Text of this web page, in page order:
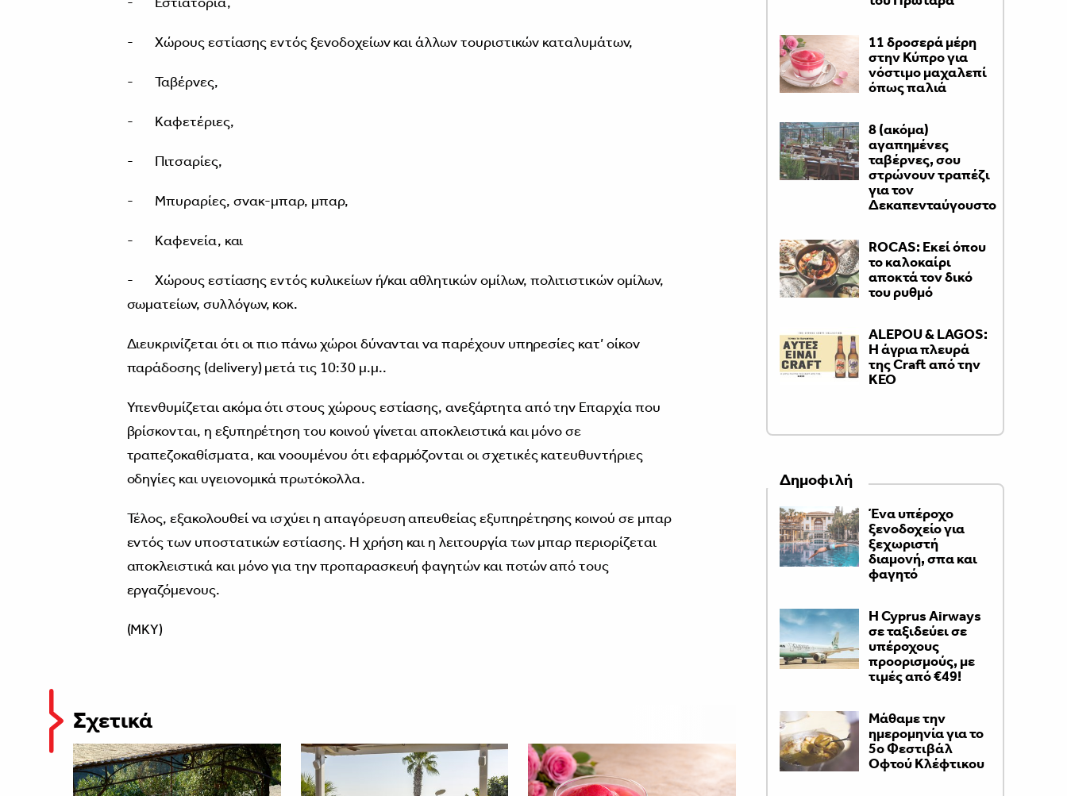
- Χώρους εστίασης εντός ξενοδοχείων και άλλων τουριστικών καταλυμάτων,
- Ταβέρνες,
- Καφετέριες,
- Πιτσαρίες,
- Μπυραρίες, σνακ-μπαρ, μπαρ,
- Καφενεία, και
- Χώρους εστίασης εντός κυλικείων ή/και αθλητικών ομίλων, πολιτιστικών ομίλων,
σωματείων, συλλόγων, κοκ.
Διευκρινίζεται ότι οι πιο πάνω χώροι δύνανται να παρέχουν υπηρεσίες κατ’ οίκον
παράδοσης (delivery) μετά τις 10:30 μ.μ..
Υπενθυμίζεται ακόμα ότι στους χώρους εστίασης, ανεξάρτητα από την Επαρχία που
βρίσκονται, η εξυπηρέτηση του κοινού γίνεται αποκλειστικά και μόνο σε
τραπεζοκαθίσματα, και νοουμένου ότι εφαρμόζονται οι σχετικές κατευθυντήριες
οδηγίες και υγειονομικά πρωτόκολλα.
Τέλος, εξακολουθεί να ισχύει η απαγόρευση απευθείας εξυπηρέτησης κοινού σε μπαρ
εντός των υποστατικών εστίασης. Η χρήση και η λειτουργία των μπαρ περιορίζεται
αποκλειστικά και μόνο για την προπαρασκευή φαγητών και ποτών από τους
εργαζόμενους.
(ΜΚΥ)
Σχετικά
11 δροσερά μέρη
στην Κύπρο για
νόστιμο μαχαλεπί
όπως παλιά
8 (ακόμα)
αγαπημένες
ταβέρνες, σου
στρώνουν τραπέζι
για τον
Δεκαπενταύγουστο
ROCAS: Εκεί όπου
το καλοκαίρι
αποκτά τον δικό
του ρυθμό
ALEPOU & LAGOS:
Η άγρια πλευρά
της Craft από την
ΚΕΟ
Δημοφιλή
Ένα υπέροχο
ξενοδοχείο για
ξεχωριστή
διαμονή, σπα και
φαγητό
H Cyprus Airways
σε ταξιδεύει σε
υπέροχους
προορισμούς, με
τιμές από €49!
Μάθαμε την
ημερομηνία για το
5ο Φεστιβάλ
Οφτού Κλέφτικου